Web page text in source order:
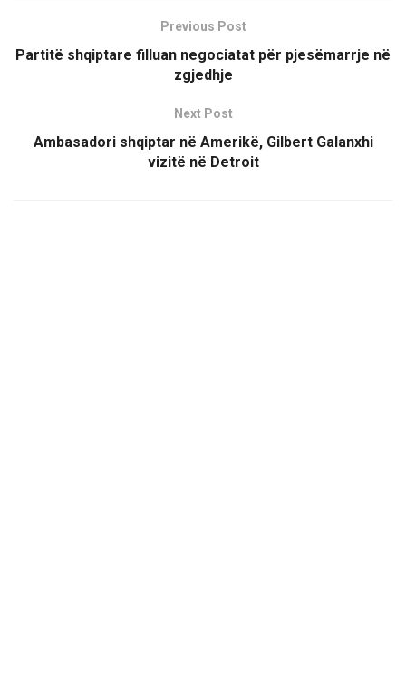
Previous Post
Partitë shqiptare filluan negociatat për pjesëmarrje në
zgjedhje
Next Post
Ambasadori shqiptar në Amerikë, Gilbert Galanxhi
vizitë në Detroit